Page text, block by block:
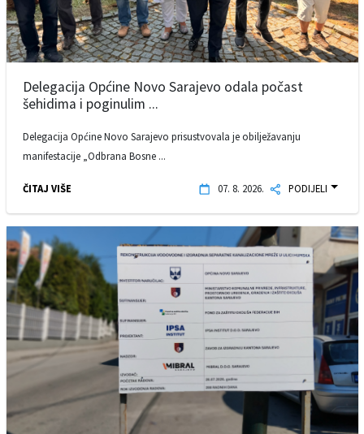
Delegacija Općine Novo Sarajevo odala počast
šehidima i poginulim ...
Delegacija Općine Novo Sarajevo prisustvovala je obilježavanju
manifestacije „Odbrana Bosne ...
ČITAJ VIŠE 07. 8. 2026. PODIJELI